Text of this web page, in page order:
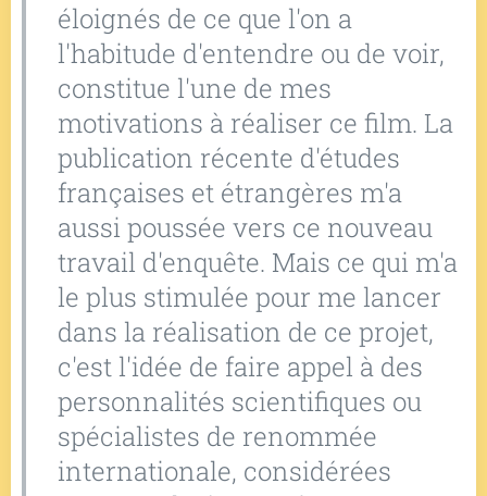
éloignés de ce que l'on a
l'habitude d'entendre ou de voir,
constitue l'une de mes
motivations à réaliser ce film. La
publication récente d'études
françaises et étrangères m'a
aussi poussée vers ce nouveau
travail d'enquête. Mais ce qui m'a
le plus stimulée pour me lancer
dans la réalisation de ce projet,
c'est l'idée de faire appel à des
personnalités scientifiques ou
spécialistes de renommée
internationale, considérées